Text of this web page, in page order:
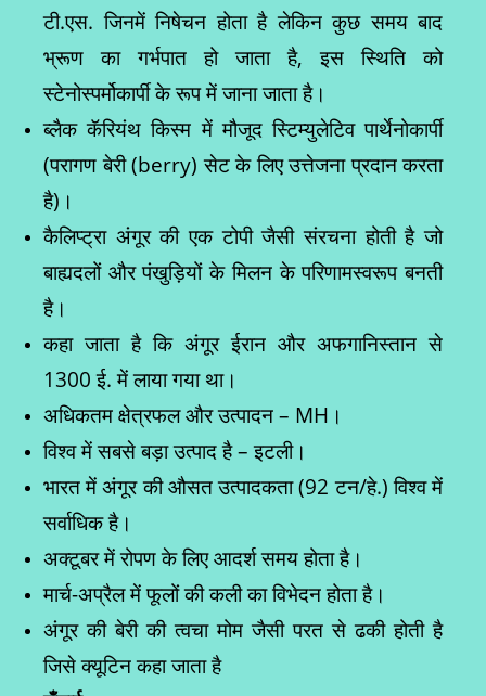
टी.एस. जिनमें निषेचन होता है लेकिन कुछ समय बाद
भ्रूण का गर्भपात हो जाता है, इस स्थिति को
स्टेनोस्पर्मोकार्पी के रूप में जाना जाता है।
ब्लैक कॅरियंथ किस्म में मौजूद स्टिम्युलेटिव पार्थेनोकार्पी
(परागण बेरी (berry) सेट के लिए उत्तेजना प्रदान करता
है)।
कैलिप्ट्रा अंगूर की एक टोपी जैसी संरचना होती है जो
बाह्यदलों और पंखुड़ियों के मिलन के परिणामस्वरूप बनती
है।
कहा जाता है कि अंगूर ईरान और अफगानिस्तान से
1300 ई. में लाया गया था।
अधिकतम क्षेत्रफल और उत्पादन – MH।
विश्व में सबसे बड़ा उत्पाद है – इटली।
भारत में अंगूर की औसत उत्पादकता (92 टन/हे.) विश्व में
सर्वाधिक है।
अक्टूबर में रोपण के लिए आदर्श समय होता है।
मार्च-अप्रैल में फूलों की कली का विभेदन होता है।
अंगूर की बेरी की त्वचा मोम जैसी परत से ढकी होती है
जिसे क्यूटिन कहा जाता है